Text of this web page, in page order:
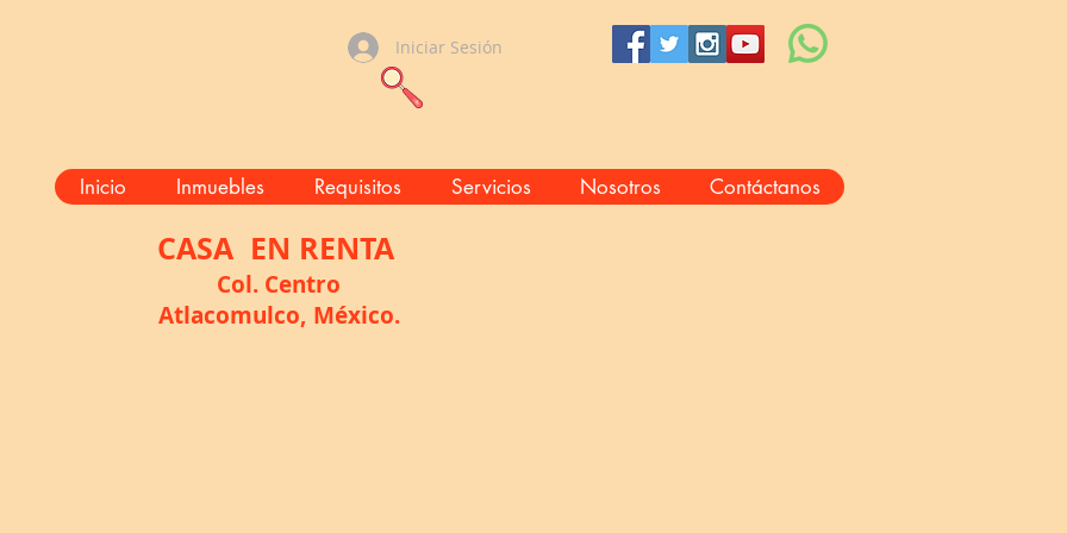
Iniciar Sesión
Inicio Inmuebles Requisitos Servicios Nosotros Contáctanos
CASA EN RENTA
Col. Centro
Atlacomulco, México.